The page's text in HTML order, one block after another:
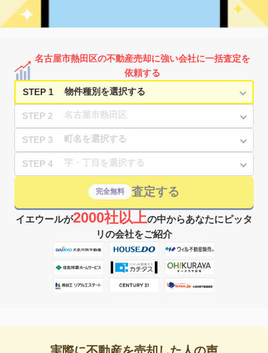
名古屋市熱田区の不動産売却に強い会社に一括査定を
依頼する
STEP 1
STEP 2
STEP 3
STEP 4
完全無料 査定する
イエウールが2000社以上の中からあなたにピッタ
リの会社をご紹介